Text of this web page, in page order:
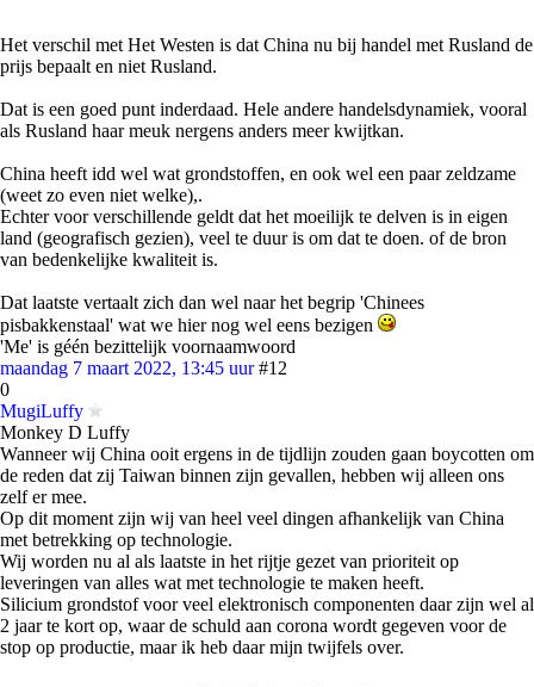
Het verschil met Het Westen is dat China nu bij handel met Rusland de
prijs bepaalt en niet Rusland.
Dat is een goed punt inderdaad. Hele andere handelsdynamiek, vooral
als Rusland haar meuk nergens anders meer kwijtkan.
China heeft idd wel wat grondstoffen, en ook wel een paar zeldzame
(weet zo even niet welke),.
Echter voor verschillende geldt dat het moeilijk te delven is in eigen
land (geografisch gezien), veel te duur is om dat te doen. of de bron
van bedenkelijke kwaliteit is.
Dat laatste vertaalt zich dan wel naar het begrip 'Chinees
pisbakkenstaal' wat we hier nog wel eens bezigen
'Me' is géén bezittelijk voornaamwoord
maandag 7 maart 2022, 13:45 uur #12
0
MugiLuffy
Monkey D Luffy
Wanneer wij China ooit ergens in de tijdlijn zouden gaan boycotten om
de reden dat zij Taiwan binnen zijn gevallen, hebben wij alleen ons
zelf er mee.
Op dit moment zijn wij van heel veel dingen afhankelijk van China
met betrekking op technologie.
Wij worden nu al als laatste in het rijtje gezet van prioriteit op
leveringen van alles wat met technologie te maken heeft.
Silicium grondstof voor veel elektronisch componenten daar zijn wel al
2 jaar te kort op, waar de schuld aan corona wordt gegeven voor de
stop op productie, maar ik heb daar mijn twijfels over.